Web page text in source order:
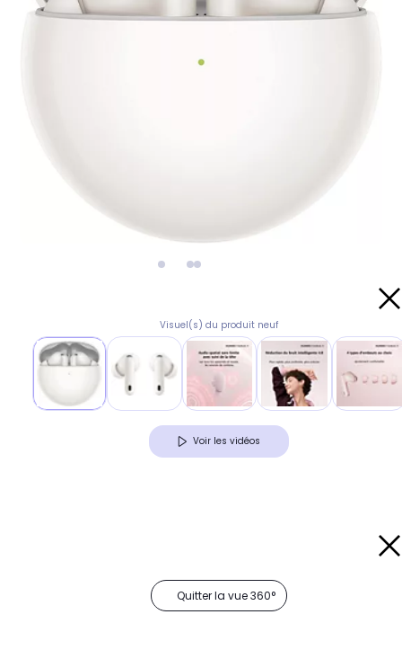
Visuel(s) du produit neuf
Voir les vidéos
Quitter la vue 360°